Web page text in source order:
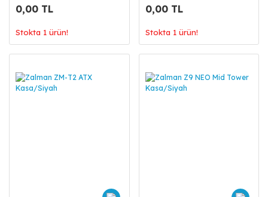
0,00 TL
Stokta 1 ürün!
0,00 TL
Stokta 1 ürün!